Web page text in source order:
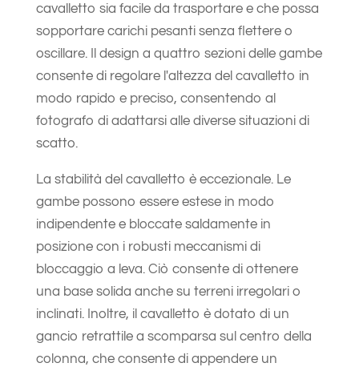
cavalletto sia facile da trasportare e che possa
sopportare carichi pesanti senza flettere o
oscillare. Il design a quattro sezioni delle gambe
consente di regolare l'altezza del cavalletto in
modo rapido e preciso, consentendo al
fotografo di adattarsi alle diverse situazioni di
scatto.
La stabilità del cavalletto è eccezionale. Le
gambe possono essere estese in modo
indipendente e bloccate saldamente in
posizione con i robusti meccanismi di
bloccaggio a leva. Ciò consente di ottenere
una base solida anche su terreni irregolari o
inclinati. Inoltre, il cavalletto è dotato di un
gancio retrattile a scomparsa sul centro della
colonna, che consente di appendere un